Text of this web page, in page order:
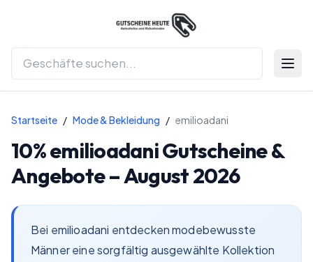
Startseite / Mode & Bekleidung / emilioadani
10%emilioadaniGutscheine &
Angebote –August 2026
Bei emilioadani entdecken modebewusste
Männer eine sorgfältig ausgewählte Kollektion